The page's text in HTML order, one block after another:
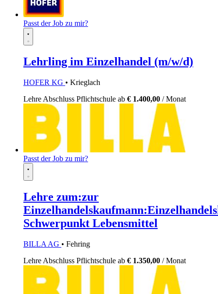
Passt der Job zu mir?
Lehrling im Einzelhandel (m/w/d)
HOFER KG • Krieglach
Lehre Abschluss Pflichtschule ab € 1.400,00 / Monat
Passt der Job zu mir?
Lehre zum:zur
Schwerpunkt Lebensmittel
BILLA AG • Fehring
Lehre Abschluss Pflichtschule ab € 1.350,00 / Monat